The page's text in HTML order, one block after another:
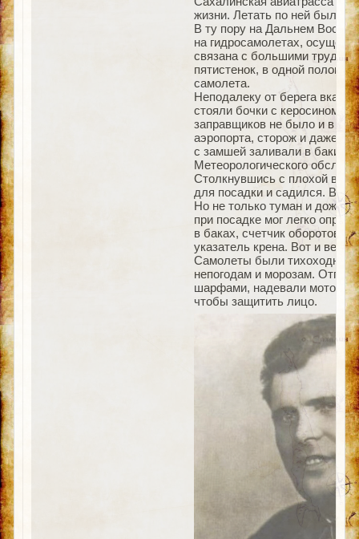
жизни. Летать по ней было
В ту пору на Дальнем
на гидросамолетах,
связана с большими
пятистенок, в одной
самолета.
Неподалеку от берега
стояли бочки с керосином и
заправщиков не было и в
аэропорта, сторож и даже
с замшей заливали в баки.
Метеорологического
Столкнувшись с плохой
для посадки и садился.
Но не только туман и
при посадке мог легко
в баках, счетчик оборотов
указатель крена. Вот и весь
Самолеты были
непогодам и морозам.
шарфами, надевали
чтобы защитить лицо.